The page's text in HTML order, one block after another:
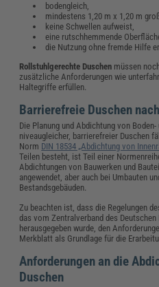
bodengleich,
mindestens 1,20 m x 1,20 m
keine Schwellen aufweist,
eine rutschhemmende
die Nutzung ohne fremde Hilfe
Rollstuhlgerechte Duschen müssen
zusätzliche Anforderungen wie
Haltegriffe erfüllen.
Barrierefreie Duschen
Die Planung und Abdichtung von
niveaugleicher, barrierefreier Duschen
Norm DIN 18534 „Abdichtung von
Teilen besteht, ist Teil einer
Abdichtungen von Bauwerken und
angewendet, aber auch bei Umbauten
Bestandsgebäuden.
Zu beachten ist, dass die Regelungen
das vom Zentralverband des
herausgegeben wurde, den
Merkblatt als Grundlage für die
Anforderungen an die
Duschen